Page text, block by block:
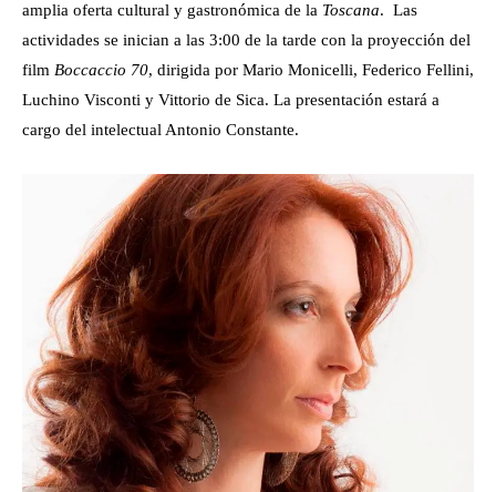
amplia oferta cultural y gastronómica de la Toscana. Las
actividades se inician a las 3:00 de la tarde con la proyección del
film Boccaccio 70, dirigida por Mario Monicelli, Federico Fellini,
Luchino Visconti y Vittorio de Sica. La presentación estará a
cargo del intelectual Antonio Constante.